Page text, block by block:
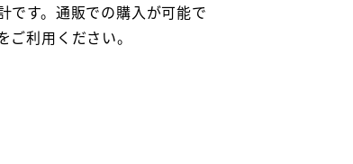
です。通販での購入が可能で
利用ください。